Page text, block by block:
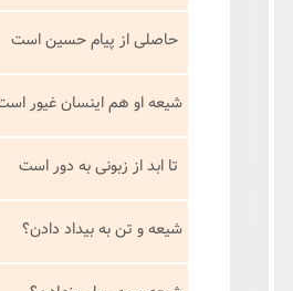
حاصلی از پیام حسین است
شیعه او هم اینسان غیور است
تا ابد از زبونی به دور است
شیعه و تن به بیداد دادن؟